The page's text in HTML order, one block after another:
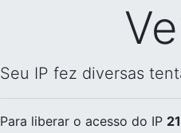
Seu IP fez diversas
Para liberar o acesso do IP